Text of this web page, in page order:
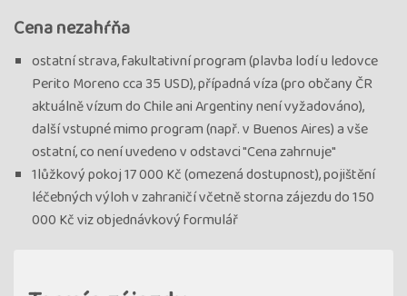
Cena nezahŕňa
ostatní strava, fakultativní program (plavba lodí u ledovce
Perito Moreno cca 35 USD), případná víza (pro občany ČR
aktuálně vízum do Chile ani Argentiny není vyžadováno),
další vstupné mimo program (např. v Buenos Aires) a vše
ostatní, co není uvedeno v odstavci "Cena zahrnuje"
1lůžkový pokoj 17 000 Kč (omezená dostupnost), pojištění
léčebných výloh v zahraničí včetně storna zájezdu do 150
000 Kč viz objednávkový formulář